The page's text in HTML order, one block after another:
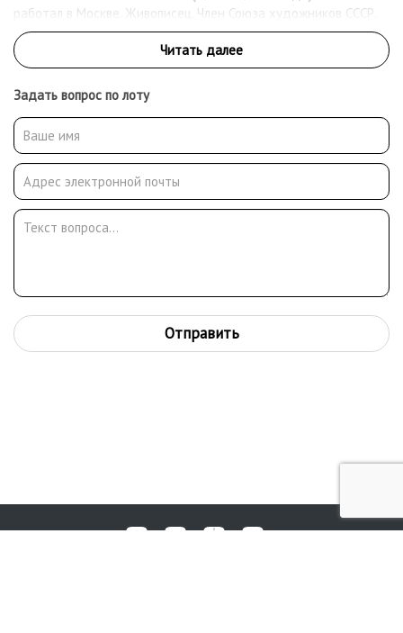
работал в Москве. Живописец. Член Союза художников СССР.
Задать вопрос по лоту
Отправить